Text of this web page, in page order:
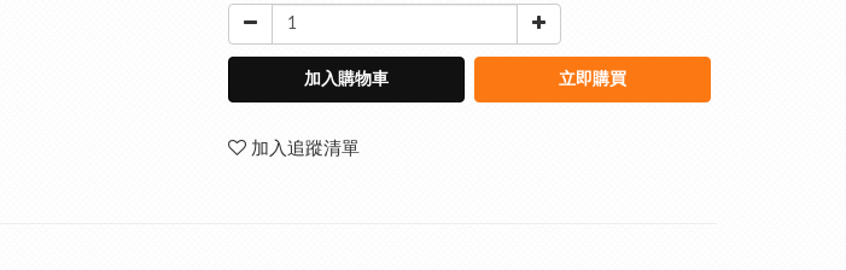
加入購物車 立即購買
加入追蹤清單